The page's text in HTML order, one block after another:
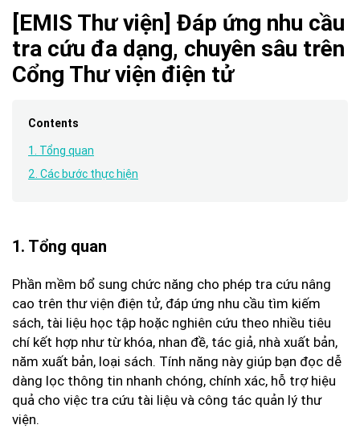
[EMIS Thư viện] Đáp ứng nhu cầu
tra cứu đa dạng, chuyên sâu trên
Cổng Thư viện điện tử
Contents
1. Tổng quan
2. Các bước thực hiện
1. Tổng quan
Phần mềm bổ sung chức năng cho phép tra cứu nâng
cao trên thư viện điện tử, đáp ứng nhu cầu tìm kiếm
sách, tài liệu học tập hoặc nghiên cứu theo nhiều tiêu
chí kết hợp như từ khóa, nhan đề, tác giả, nhà xuất bản,
năm xuất bản, loại sách. Tính năng này giúp bạn đọc dễ
dàng lọc thông tin nhanh chóng, chính xác, hỗ trợ hiệu
quả cho việc tra cứu tài liệu và công tác quản lý thư
viện.